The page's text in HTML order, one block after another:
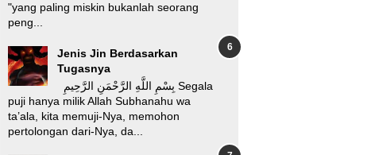
"yang paling miskin bukanlah seorang
peng...
Jenis Jin Berdasarkan
Tugasnya
puji hanya milik Allah Subhanahu wa
ta’ala, kita memuji-Nya, memohon
pertolongan dari-Nya, da...